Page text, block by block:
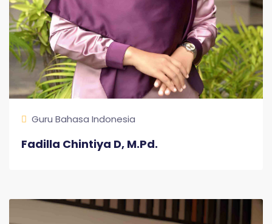
Guru Bahasa Indonesia
Fadilla Chintiya D, M.Pd.